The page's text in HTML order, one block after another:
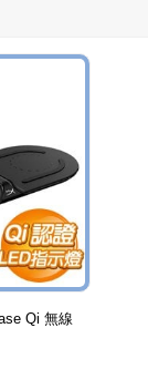
Qi 無線